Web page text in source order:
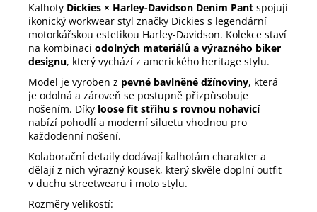
Kalhoty Dickies × Harley-Davidson Denim Pant spojují
ikonický workwear styl značky Dickies s legendární
motorkářskou estetikou Harley-Davidson. Kolekce staví
na kombinaci odolných materiálů a výrazného biker
designu, který vychází z amerického heritage stylu.
Model je vyroben z pevné bavlněné džínoviny, která
je odolná a zároveň se postupně přizpůsobuje
nošením. Díky loose fit střihu s rovnou nohavicí
nabízí pohodlí a moderní siluetu vhodnou pro
každodenní nošení.
Kolaborační detaily dodávají kalhotám charakter a
dělají z nich výrazný kousek, který skvěle doplní outfit
v duchu streetwearu i moto stylu.
Rozměry velikostí: